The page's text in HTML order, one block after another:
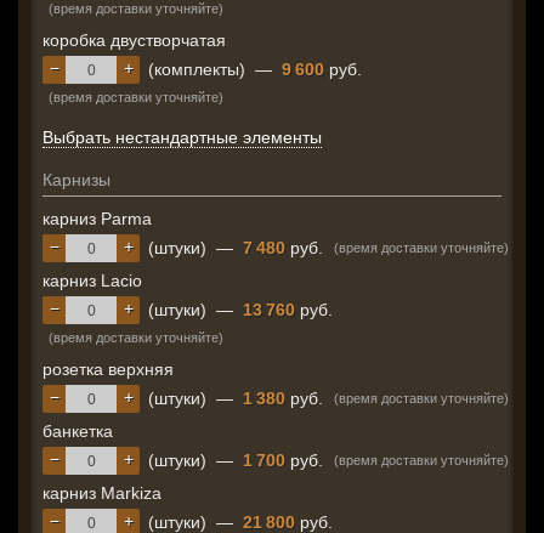
(время доставки уточняйте)
коробка двустворчатая
+
− (комплекты) — 9 600 руб.
(время доставки уточняйте)
Выбрать нестандартные элементы
Карнизы
карниз Parma
+
− (штуки) — 7 480 руб. (время доставки уточняйте)
карниз Lacio
+
− (штуки) — 13 760 руб.
(время доставки уточняйте)
розетка верхняя
+
− (штуки) — 1 380 руб. (время доставки уточняйте)
банкетка
+
− (штуки) — 1 700 руб. (время доставки уточняйте)
карниз Markiza
+
− (штуки) — 21 800 руб.